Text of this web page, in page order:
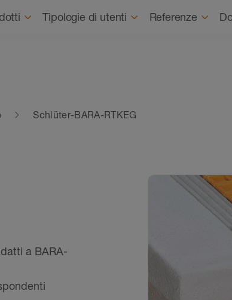
Tipologie di utenti Referenze
Schlüter-BARA-RTKEG
a BARA-